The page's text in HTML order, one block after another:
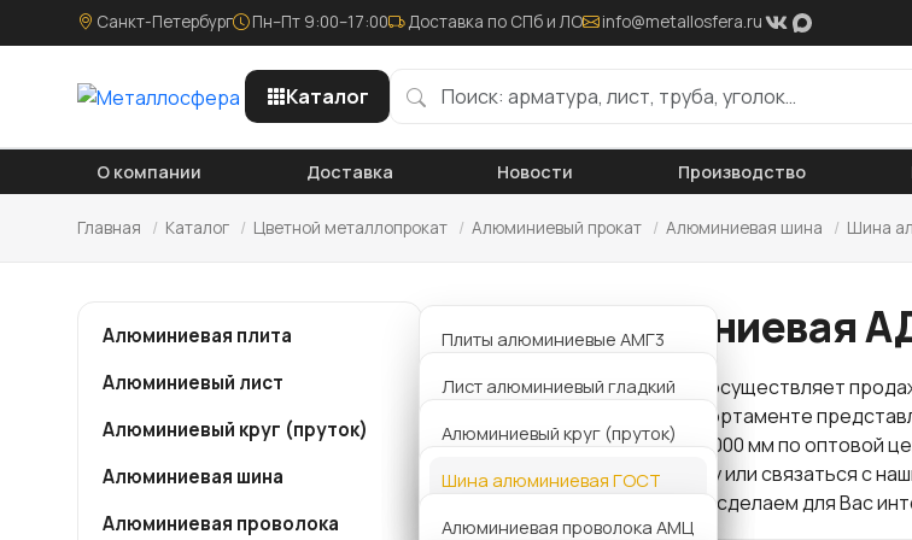
Санкт-Петербург Пн–Пт 9:00–17:00 Доставка по СПб и ЛО info@metallosfera.ru
Каталог
О компании Доставка Новости Производство
Главная / Каталог / Цветной металлопрокат / Алюминиевый прокат / Алюминиевая шина / Шина
Алюминиевая плита
Плиты алюминиевые АМГ3
Плиты алюминиевые АМГ6Б
Плиты алюминиевые АМЦ
Плита алюминиевая АМГ6
Алюминиевый лист
Лист алюминиевый гладкий
Лист алюминиевый рифленый
Толщина 0,5 мм
Толщина 1 мм
Алюминиевый круг (пруток)
Алюминиевый круг (пруток)
АМГ5
Алюминиевая шина
Шина алюминиевая ГОСТ
Алюминиевая проволока
Алюминиевая проволока АМЦ
Шина алюминиевая
Компания "Металлосфера" осуществляет
. В нашем сортаменте
алюминиевая АД31Т 5х40х4000 мм по оптовой
достаточно оставить заявку или связаться с
телефону. Звоните нам и мы сделаем для Вас